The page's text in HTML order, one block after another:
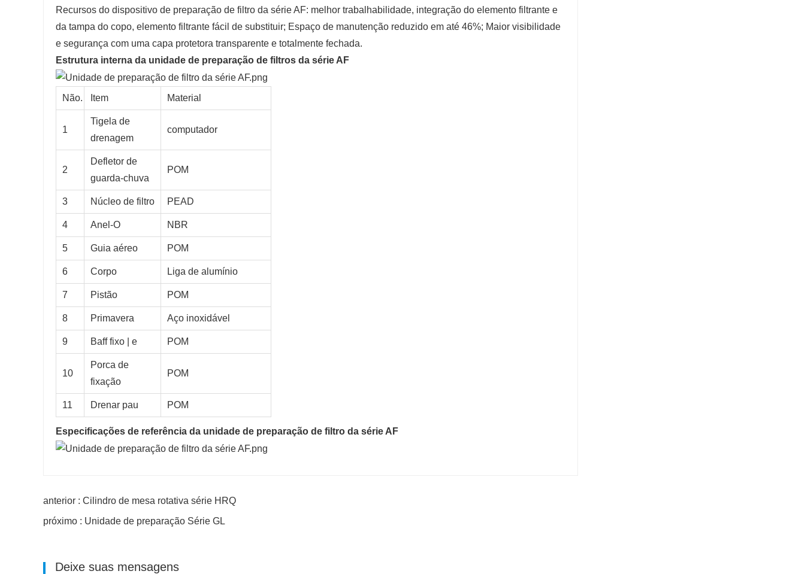
Recursos do dispositivo de preparação de filtro da série AF: melhor trabalhabilidade, integração do elemento filtrante e
da tampa do copo, elemento filtrante fácil de substituir; Espaço de manutenção reduzido em até 46%; Maior visibilidade
e segurança com uma capa protetora transparente e totalmente fechada.
Estrutura interna da unidade de preparação de filtros da série AF
Não. Item Material
1
Tigela de
drenagem
computador
2
Defletor de
guarda-chuva
POM
3 Núcleo de filtro PEAD
4 Anel-O NBR
5 Guia aéreo POM
6 Corpo Liga de alumínio
7 Pistão POM
8 Primavera Aço inoxidável
9 Baff fixo | e POM
10
Porca de
fixação
POM
11 Drenar pau POM
Especificações de referência da unidade de preparação de filtro da série AF
anterior : Cilindro de mesa rotativa série HRQ
próximo : Unidade de preparação Série GL
Deixe suas mensagens